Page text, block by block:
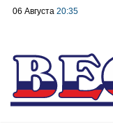
06 Августа 20:35